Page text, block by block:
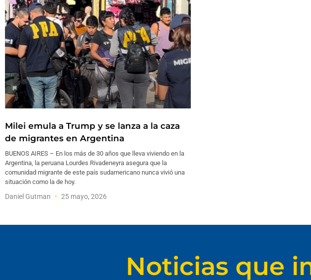
Milei emula a Trump y se lanza a la caza
de migrantes en Argentina
BUENOS AIRES – En los más de 30 años que lleva viviendo en la
Argentina, la peruana Lourdes Rivadeneyra asegura que la
comunidad migrante de este país sudamericano nunca vivió una
situación como la de hoy.
Daniel Gutman 25 mayo, 2026
Noticias que